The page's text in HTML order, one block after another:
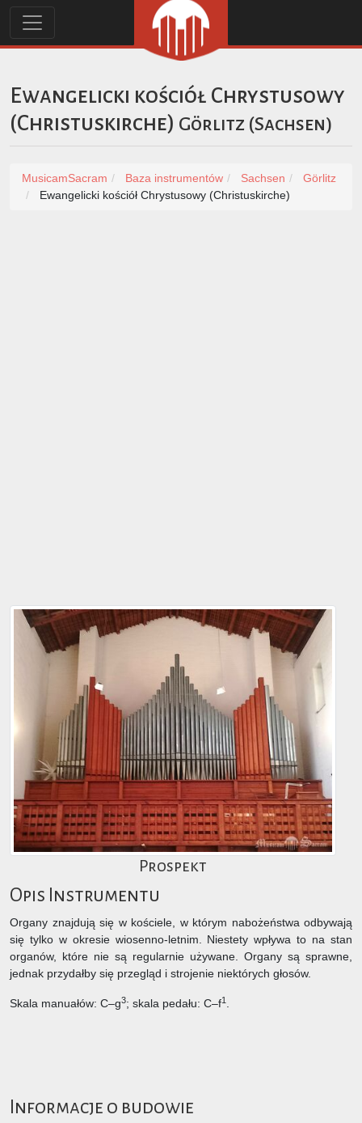
Ewangelicki kościół Chrystusowy
(Christuskirche) Görlitz (Sachsen)
MusicamSacram Baza instrumentów Sachsen
Görlitz
Ewangelicki kościół Chrystusowy (Christuskirche)
Prospekt
Opis Instrumentu
Organy znajdują się w kościele, w którym nabożeństwa odbywają
się tylko w okresie wiosenno-letnim. Niestety wpływa to na stan
organów, które nie są regularnie używane. Organy są sprawne,
jednak przydałby się przegląd i strojenie niektórych głosów.
Skala manuałów: C–g3; skala pedału: C–f1
Informacje o budowie